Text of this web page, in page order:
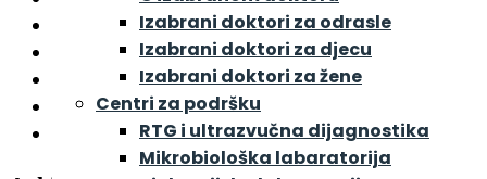
Izabrani doktori za odrasle
Izabrani doktori za djecu
Izabrani doktori za žene
Centri za podršku
RTG i ultrazvučna dijagnostika
Mikrobiološka labaratorija
Raspored rada ljekara 29.06.2026 do 05.07.2026
Raspored rada ljekara 22.06.2026 do 28.06.2026
Raspored rada ljekara 15.06.2026 do 21.06.2026
Raspored rada ljekara 08.06.2026 do 14.06.2026
Raspored rada ljekara 01.06.2026 do 07.06.2026